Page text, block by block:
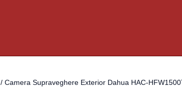
/ Camera Supraveghere Exterior Dahua HAC-